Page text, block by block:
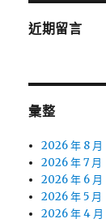
近期留言
彙整
2026 年 8 月
2026 年 7 月
2026 年 6 月
2026 年 5 月
2026 年 4 月